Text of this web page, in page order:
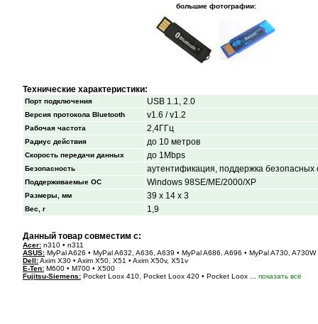
большие фотографии:
Технические характеристики:
Порт подключения USB 1.1, 2.0
Версия протокола Bluetooth v1.6 / v1.2
Рабочая частота 2,4ГГц
Радиус действия до 10 метров
Скорость передачи данных до 1Mbps
Безопасность аутентификация, поддержка безопасных
Поддерживаемые ОС Windows 98SE/ME/2000/XP
Размеры, мм 39 x 14 x 3
Вес, г 1,9
Данный товар совместим с:
Acer: n310 • n311
ASUS: MyPal A626 • MyPal A632, A636, A639 • MyPal A686, A696 • MyPal A730,
Dell:Axim X30 • Axim X50, X51 • Axim X50v, X51v
E-Ten: M600 • M700 • X500
Fujitsu-Siemens: Pocket Loox 410, Pocket Loox 420 • Pocket Loox ... показать всё